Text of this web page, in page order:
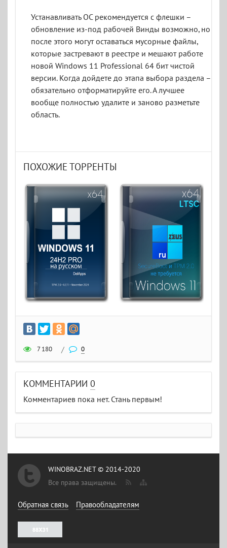
Устанавливать ОС рекомендуется с флешки –
обновление из-под рабочей Винды возможно, но
после этого могут оставаться мусорные файлы,
которые застревают в реестре и мешают работе
новой Windows 11 Professional 64 бит чистой
версии. Когда дойдете до этапа выбора раздела –
обязательно отформатируйте его. А лучшее
вообще полностью удалите и заново разметьте
область.
ПОХОЖИЕ ТОРРЕНТЫ
7 180 / 0
КОММЕНТАРИИ 0
Комментариев пока нет. Стань первым!
WINOBRAZ.NET © 2014-2020
Все права защищены.
Обратная связь Правообладателям